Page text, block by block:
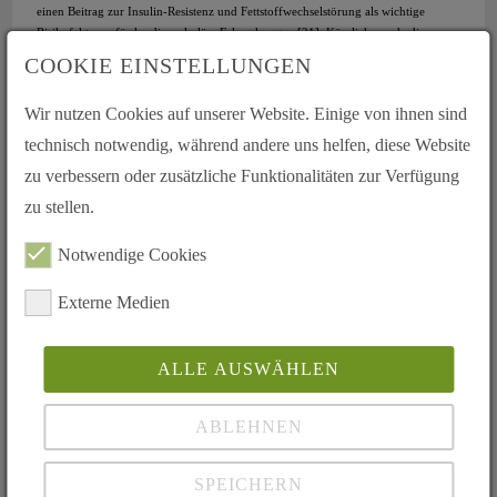
einen Beitrag zur Insulin-Resistenz und Fettstoffwechselstörung als wichtige
Risikofaktoren für kardiovaskuläre Erkrankungen [21]. Kürzlich wurde die
die Atherosklerose bei männlichen Erwachsenen beschrieben [22].
An den Folgen eines Herzversagens versterben viele Patienten im Rahmen einer
sehr guter Organqualität [23].
COOKIE EINSTELLUNGEN
Wir nutzen Cookies auf unserer Website. Einige von ihnen sind
technisch notwendig, während andere uns helfen, diese Website
zu verbessern oder zusätzliche Funktionalitäten zur Verfügung
zu stellen.
Notwendige Cookies
Externe Medien
ALLE AUSWÄHLEN
ABLEHNEN
SPEICHERN